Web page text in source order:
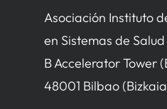
Asociación Instituto
en Sistemas de
B Accelerator Tower
48001 Bilbao